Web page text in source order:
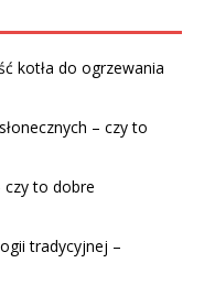
kotła do ogrzewania
– czy to
czy to dobre
tradycyjnej –